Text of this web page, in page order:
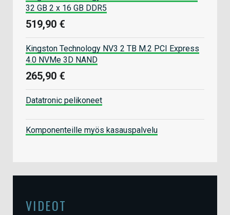
32 GB 2 x 16 GB DDR5
519,90 €
Kingston Technology NV3 2 TB M.2 PCI Express
4.0 NVMe 3D NAND
265,90 €
Datatronic pelikoneet
Komponenteille myös kasauspalvelu
VIDEOT